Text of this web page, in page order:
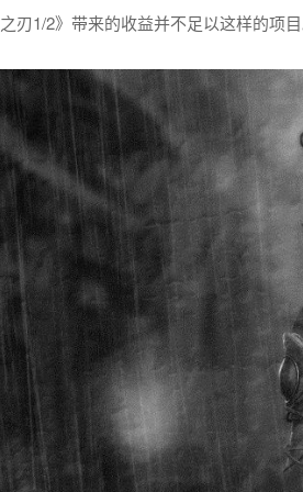
刃1/2》带来的收益并不足以这样的项